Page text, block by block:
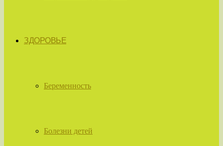
ЗДОРОВЬЕ
Беременность
Болезни детей